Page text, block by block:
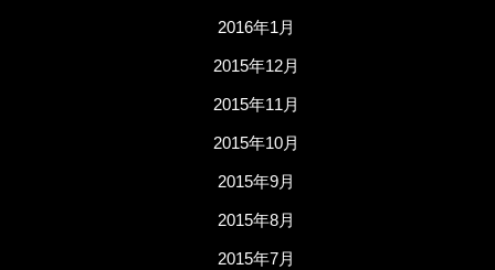
2016年1月
2015年12月
2015年11月
2015年10月
2015年9月
2015年8月
2015年7月